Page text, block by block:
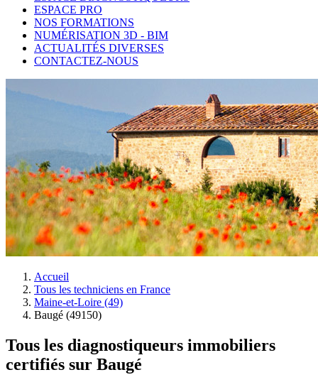
ESPACE PRO
NOS FORMATIONS
NUMÉRISATION 3D - BIM
ACTUALITÉS DIVERSES
CONTACTEZ-NOUS
Accueil
Tous les techniciens en France
Maine-et-Loire (49)
Baugé (49150)
Tous les diagnostiqueurs immobiliers
certifiés sur Baugé